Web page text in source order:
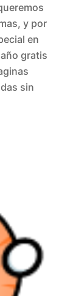
y por
en
gratis
sin